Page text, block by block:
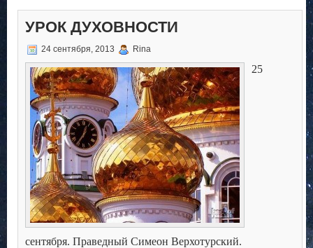
УРОК ДУХОВНОСТИ
24 сентября, 2013 Rina
25
сентября. Праведный Симеон Верхотурский.